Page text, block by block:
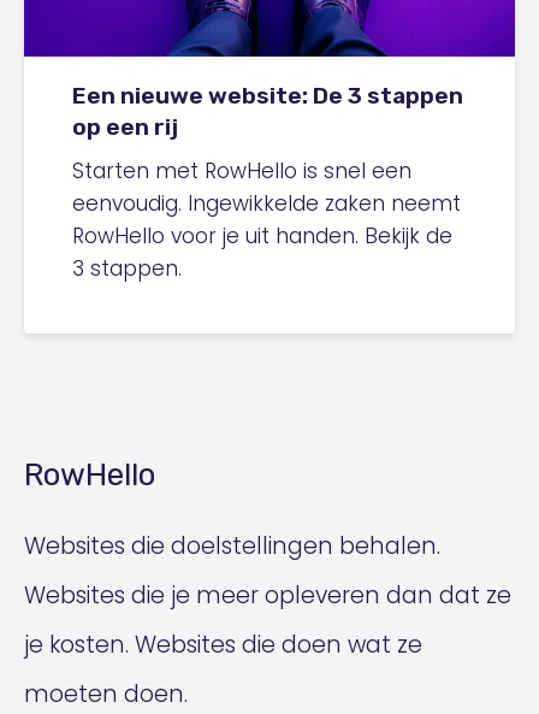
Een nieuwe website: De 3 stappen
op een rij
Starten met RowHello is snel een
eenvoudig. Ingewikkelde zaken neemt
RowHello voor je uit handen. Bekijk de
3 stappen.
RowHello
Websites die doelstellingen behalen.
Websites die je meer opleveren dan dat ze
je kosten. Websites die doen wat ze
moeten doen.